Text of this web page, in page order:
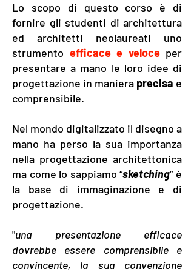
Lo scopo di questo corso è di
fornire gli studenti di architettura
ed architetti neolaureati uno
strumento efficace e veloceper
presentare a mano le loro idee di
progettazione in maniera precisa e
comprensibile.
Nel mondo digitalizzato il disegno a
mano ha perso la sua importanza
nella progettazione architettonica
ma come lo sappiamo “sketching” è
la base di immaginazione e di
progettazione.
"una presentazione efficace
dovrebbe essere comprensibile e
convincente, la sua convenzione